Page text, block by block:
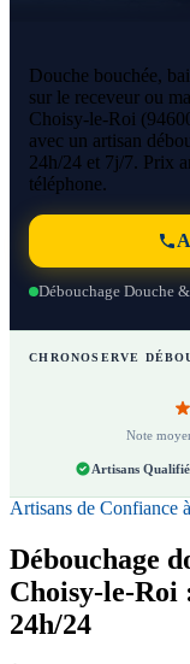
Douche bouchée,
sur le receveur ou
Choisy-le-Roi
avec un artisan
24h/24 et 7j/7. Prix
téléphone.
Débouchage Douche
CHRONOSERVE
Note
Artisans
Artisans de Confiance
Débouchage
Choisy-le-Roi
24h/24